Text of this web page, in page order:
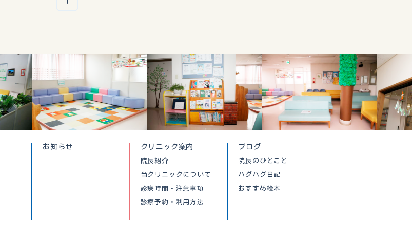
お知らせ クリニック案内
院長紹介
当クリニックについて
診療時間・注意事項
診療予約・利用方法
ブログ
院長のひとこと
ハグハグ日記
おすすめ絵本